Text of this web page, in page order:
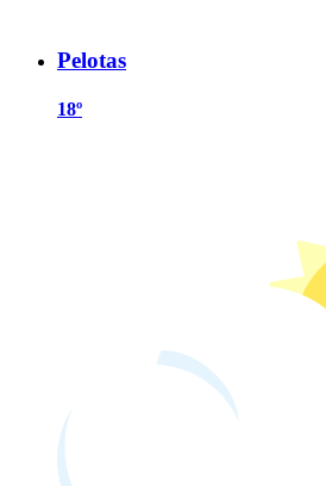
Pelotas
18º